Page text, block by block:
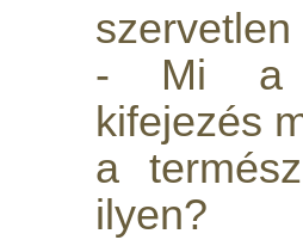
- Mi a
kifejezés
a
ilyen?